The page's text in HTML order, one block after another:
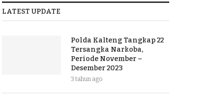
LATEST UPDATE
Polda Kalteng Tangkap 22
Tersangka Narkoba,
Periode November –
Desember 2023
3 tahun ago